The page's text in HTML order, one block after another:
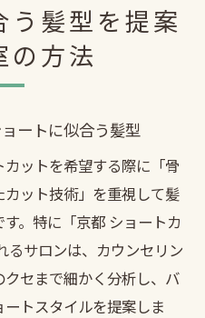
う髪型を提案
の方法
ートに似合う髪型
ットを希望する際に「骨
ット技術」を重視して髪
。特に「京都 ショートカ
るサロンは、カウンセリン
セまで細かく分析し、バ
トスタイルを提案しま